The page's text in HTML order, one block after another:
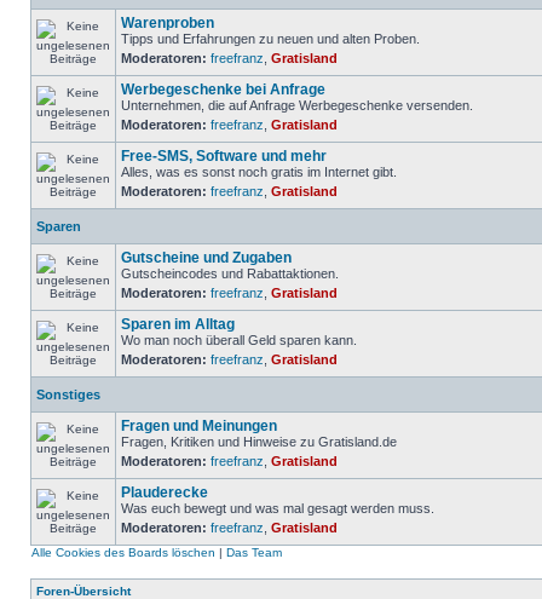
Warenproben
Tipps und Erfahrungen zu neuen und alten Proben.
Moderatoren: freefranz Gratisland
Werbegeschenke bei Anfrage
Unternehmen, die auf Anfrage Werbegeschenke versenden.
Moderatoren: freefranz Gratisland
Free-SMS, Software und mehr
Alles, was es sonst noch gratis im Internet gibt.
Moderatoren: freefranz Gratisland
Sparen
Gutscheine und Zugaben
Gutscheincodes und Rabattaktionen.
Moderatoren: freefranz Gratisland
Sparen im Alltag
Wo man noch überall Geld sparen kann.
Moderatoren: freefranz Gratisland
Sonstiges
Fragen und Meinungen
Fragen, Kritiken und Hinweise zu Gratisland.de
Moderatoren: freefranz Gratisland
Plauderecke
Was euch bewegt und was mal gesagt werden muss.
Moderatoren: freefranz Gratisland
Alle Cookies des Boards löschen | Das Team
Foren-Übersicht